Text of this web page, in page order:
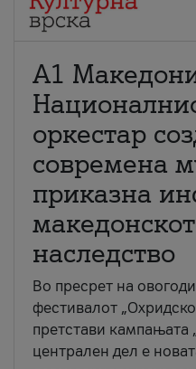
А1
оркестар
современа
приказна
наследство
Во пресрет на
фестивалот
претстави кампањата
централен дел е